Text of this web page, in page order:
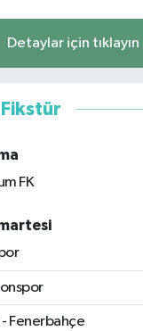
Detaylar için tıklayın
FK
Fenerbahçe